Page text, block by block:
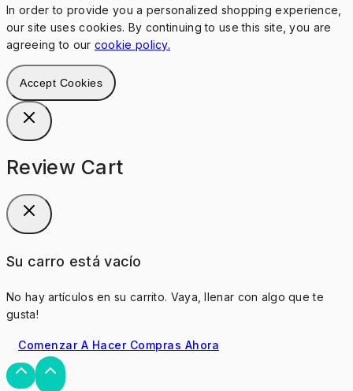
In order to provide you a personalized shopping experience,
our site uses cookies. By continuing to use this site, you are
agreeing to our cookie policy.
Accept Cookies
Review Cart
Su carro está vacío
No hay artículos en su carrito. Vaya, llenar con algo que te
gusta!
Comenzar A Hacer Compras Ahora